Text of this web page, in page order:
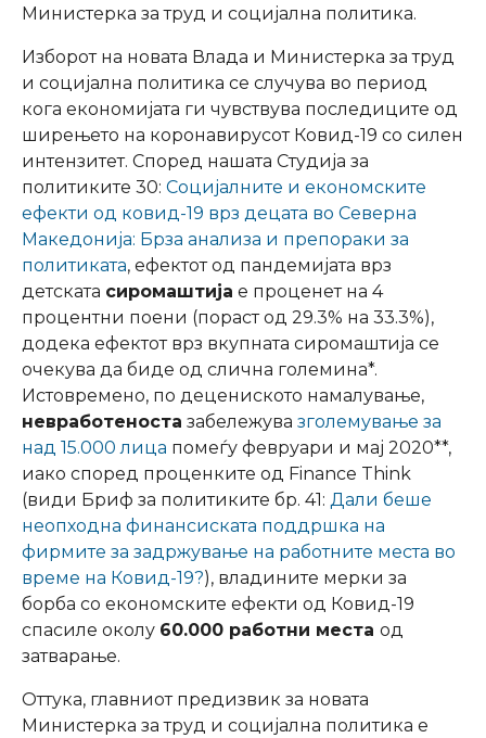
Министерка за труд и социјална политика.
Изборот на новата Влада и Министерка за труд
и социјална политика се случува во период
кога економијата ги чувствува последиците од
ширењето на коронавирусот Ковид-19 со силен
интензитет. Според нашата Студија за
политиките 30: Социјалните и економските
ефекти од ковид-19 врз децата во Северна
Македонија: Брза анализа и препораки за
политиката, ефектот од пандемијата врз
детската сиромаштија е проценет на 4
процентни поени (пораст од 29.3% на 33.3%),
додека ефектот врз вкупната сиромаштија се
очекува да биде од слична големина*.
Истовремено, по децениското намалување,
невработеноста забележува зголемување за
над 15.000 лица помеѓу февруари и мај 2020**,
иако според проценките од Finance Think
(види Бриф за политиките бр. 41: Дали беше
неопходна финансиската поддршка на
фирмите за задржување на работните места во
време на Ковид-19?), владините мерки за
борба со економските ефекти од Ковид-19
спасиле околу 60.000 работни места од
затварање.
Оттука, главниот предизвик за новата
Министерка за труд и социјална политика е